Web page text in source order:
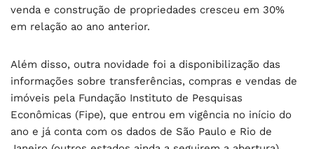
venda e construção de propriedades cresceu em 30%
em relação ao ano anterior.
Além disso, outra novidade foi a disponibilização das
informações sobre transferências, compras e vendas de
imóveis pela Fundação Instituto de Pesquisas
Econômicas (Fipe), que entrou em vigência no início do
ano e já conta com os dados de São Paulo e Rio de